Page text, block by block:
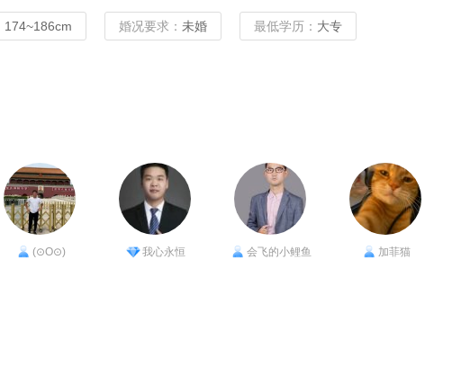
174~186cm 婚况要求： 未婚 最低学历： 大专
(⊙O⊙) 我心永恒 会飞的小鲤鱼 加菲猫